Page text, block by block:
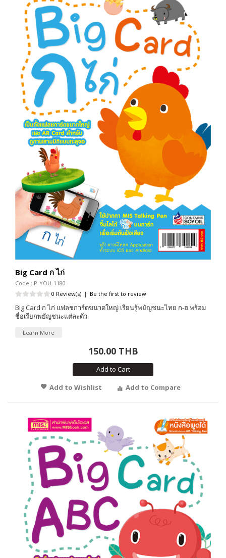
Big Card ก ไก่
Code : P-YOU-1180
0 Review(s) | Be the first to review
Big Card ก ไก่ แฟลชการ์ดขนาดใหญ่ เรียนรู้พยัญชนะไทย ก-ฮ พร้อม
ชื่อเรียกพยัญชนะแต่ละตัว
Learn More
150.00 THB
Add to Cart
Add to Wishlist
Add to Compare